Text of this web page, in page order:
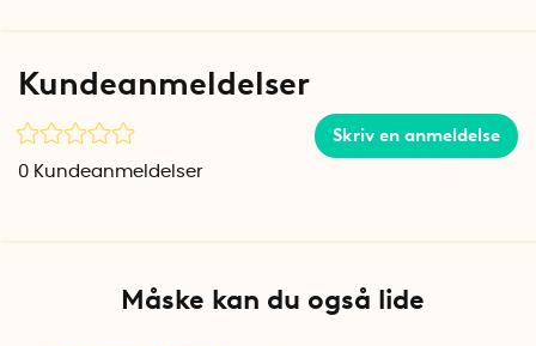
plantekasse fra Lechuza. Stik de lange stænger ind i hullerne
stængerne. Når du klemmer midten af støtten, kan du hæve
og sænke den langs stangen. Når du slipper grebet, er
Plantekassen købes separat.
Kundeanmeldelser
Skriv en anmeldelse
0 Kundeanmeldelser
Måske kan du også lide